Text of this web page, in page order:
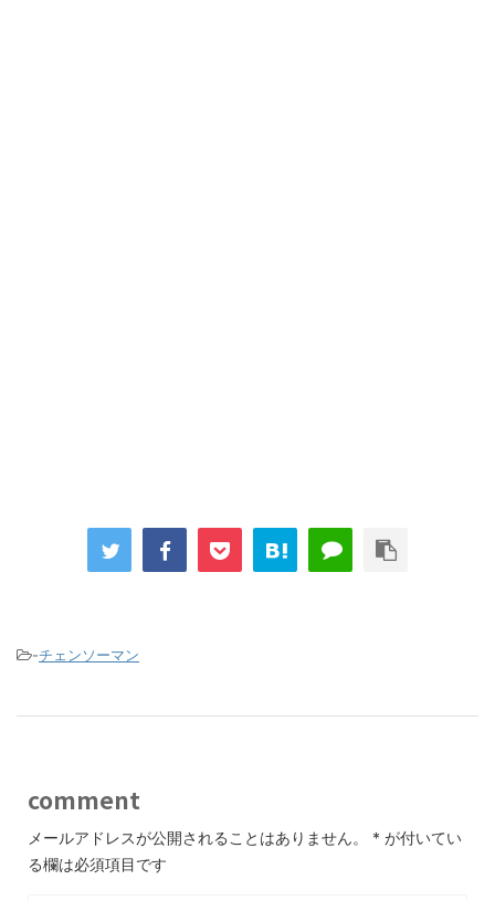
-チェンソーマン
comment
メールアドレスが公開されることはありません。 * が付いてい
る欄は必須項目です